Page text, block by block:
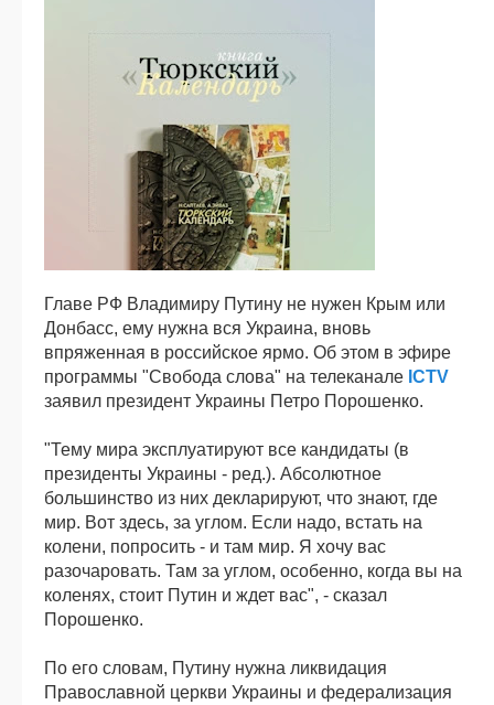
Главе РФ Владимиру Путину не нужен Крым или
Донбасс, ему нужна вся Украина, вновь
впряженная в российское ярмо. Об этом в эфире
программы "Свобода слова" на телеканале ICTV
заявил президент Украины Петро Порошенко.
"Тему мира эксплуатируют все кандидаты (в
президенты Украины - ред.). Абсолютное
большинство из них декларируют, что знают, где
мир. Вот здесь, за углом. Если надо, встать на
колени, попросить - и там мир. Я хочу вас
разочаровать. Там за углом, особенно, когда вы на
коленях, стоит Путин и ждет вас", - сказал
Порошенко.
По его словам, Путину нужна ликвидация
Православной церкви Украины и федерализация